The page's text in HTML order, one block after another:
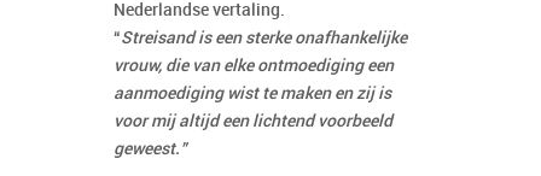
Nederlandse vertaling.
“Streisand is een sterke onafhankelijke
vrouw, die van elke ontmoediging een
aanmoediging wist te maken en zij is
voor mij altijd een lichtend voorbeeld
geweest.”